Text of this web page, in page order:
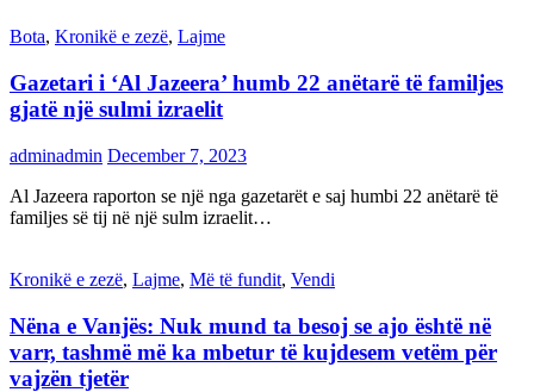
Bota, Kronikë e zezë, Lajme
Gazetari i ‘Al Jazeera’ humb 22 anëtarë të familjes
gjatë një sulmi izraelit
adminadmin December 7, 2023
Al Jazeera raporton se një nga gazetarët e saj humbi 22 anëtarë të
familjes së tij në një sulm izraelit…
Kronikë e zezë, Lajme, Më të fundit, Vendi
Nëna e Vanjës: Nuk mund ta besoj se ajo është në
varr, tashmë më ka mbetur të kujdesem vetëm për
vajzën tjetër